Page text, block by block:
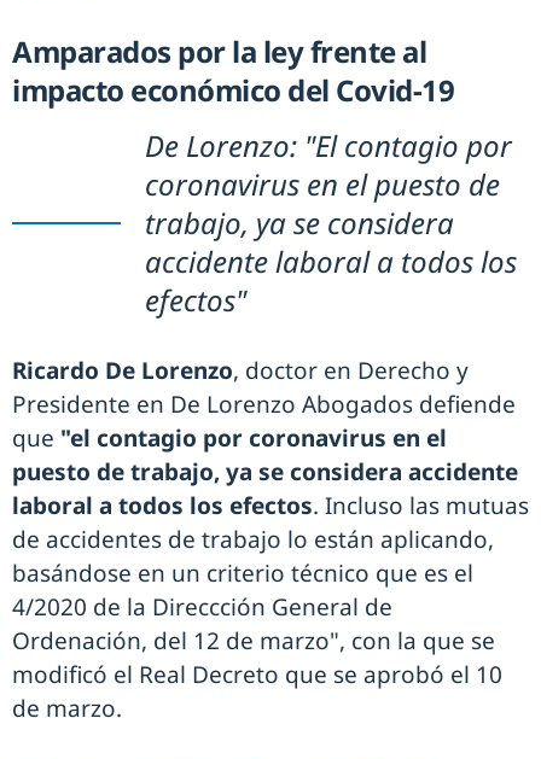
Amparados por la ley frente al
impacto económico del Covid-19
De Lorenzo: "El contagio por
coronavirus en el puesto de
trabajo, ya se considera
accidente laboral a todos los
efectos"
Ricardo De Lorenzo, doctor en Derecho y
Presidente en De Lorenzo Abogados defiende
que "el contagio por coronavirus en el
puesto de trabajo, ya se considera accidente
laboral a todos los efectos. Incluso las mutuas
de accidentes de trabajo lo están aplicando,
basándose en un criterio técnico que es el
4/2020 de la Direccción General de
Ordenación, del 12 de marzo", con la que se
modificó el Real Decreto que se aprobó el 10
de marzo.